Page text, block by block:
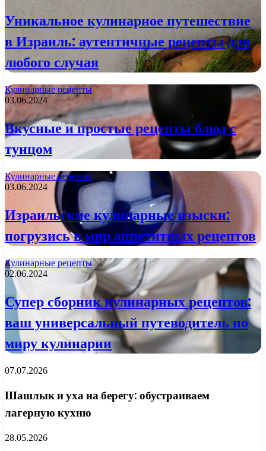
Уникальное кулинарное путешествие
в Израиль: аутентичные рецепты для
любого случая
Кулинарные рецепты
03.06.2024
Вкусные и простые рецепты блюд с
тунцом
Кулинарные рецепты
03.06.2024
Израильские кулинарные изыски:
погрузись в мир аппетитных рецептов
Кулинарные рецепты
02.06.2024
Супер сборник кулинарных рецептов:
ваш универсальный путеводитель по
миру кулинарии
07.07.2026
Шашлык и уха на берегу: обустраиваем
лагерную кухню
28.05.2026